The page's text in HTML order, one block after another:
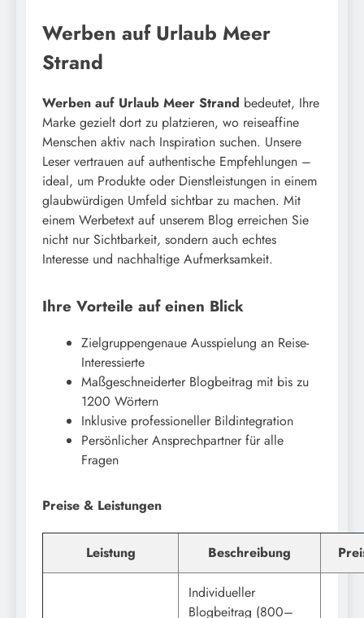
Werben auf Urlaub Meer
Strand
Werben auf Urlaub Meer Strand bedeutet, Ihre
Marke gezielt dort zu platzieren, wo reiseaffine
Menschen aktiv nach Inspiration suchen. Unsere
Leser vertrauen auf authentische Empfehlungen –
ideal, um Produkte oder Dienstleistungen in einem
glaubwürdigen Umfeld sichtbar zu machen. Mit
einem Werbetext auf unserem Blog erreichen Sie
nicht nur Sichtbarkeit, sondern auch echtes
Interesse und nachhaltige Aufmerksamkeit.
Ihre Vorteile auf einen Blick
Zielgruppengenaue Ausspielung an Reise-
Interessierte
Maßgeschneiderter Blogbeitrag mit bis zu
1200 Wörtern
Inklusive professioneller Bildintegration
Persönlicher Ansprechpartner für alle
Fragen
Preise & Leistungen
Leistung Beschreibung
Individueller
Blogbeitrag (800–